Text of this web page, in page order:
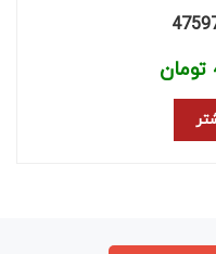
تومان